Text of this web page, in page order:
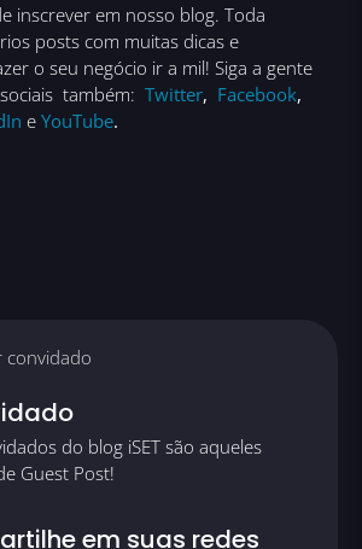
inscrever em nosso blog. Toda
posts com muitas dicas e
o seu negócio ir a mil! Siga a gente
também: Twitter, Facebook,
e YouTube.
do blog iSET são aqueles
Guest Post!
em suas redes